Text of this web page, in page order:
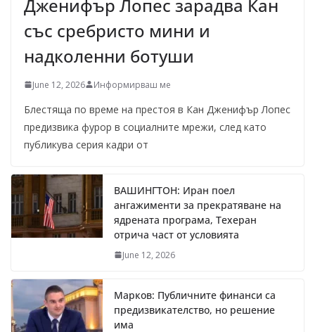
Дженифър Лопес зарадва Кан
със сребристо мини и
надколенни ботуши
June 12, 2026 Информирваш ме
Блестяща по време на престоя в Кан Дженифър Лопес
предизвика фурор в социалните мрежи, след като
публикува серия кадри от
ВАШИНГТОН: Иран поел
ангажименти за прекратяване на
ядрената програма, Техеран
отрича част от условията
June 12, 2026
Марков: Публичните финанси са
предизвикателство, но решение
има